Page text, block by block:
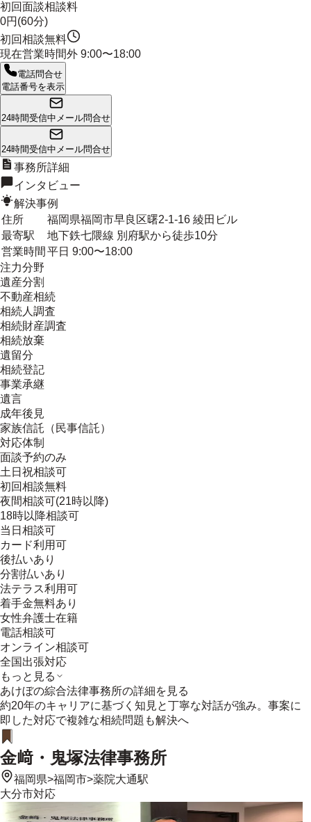
初回面談相談料
0円(60分)
初回相談無料
現在営業時間外 9:00〜18:00
電話問合せ
電話番号を表示
24時間受信中 メール問合せ
24時間受信中 メール問合せ
事務所詳細
インタビュー
解決事例
住所
福岡県福岡市早良区曙2-1-16 綾田ビル
最寄駅
地下鉄七隈線 別府駅から徒歩10分
営業時間 平日 9:00〜18:00
注力分野
遺産分割
不動産相続
相続人調査
相続財産調査
相続放棄
遺留分
相続登記
事業承継
遺言
成年後見
家族信託（民事信託）
対応体制
面談予約のみ
土日祝相談可
初回相談無料
夜間相談可(21時以降)
18時以降相談可
当日相談可
カード利用可
後払いあり
分割払いあり
法テラス利用可
着手金無料あり
女性弁護士在籍
電話相談可
オンライン相談可
全国出張対応
もっと見る
あけぼの綜合法律事務所の詳細を見る
約20年のキャリアに基づく知見と丁寧な対話が強み。事案に
即した対応で複雑な相続問題も解決へ
金﨑・鬼塚法律事務所
福岡県>福岡市>薬院大通駅
大分市対応